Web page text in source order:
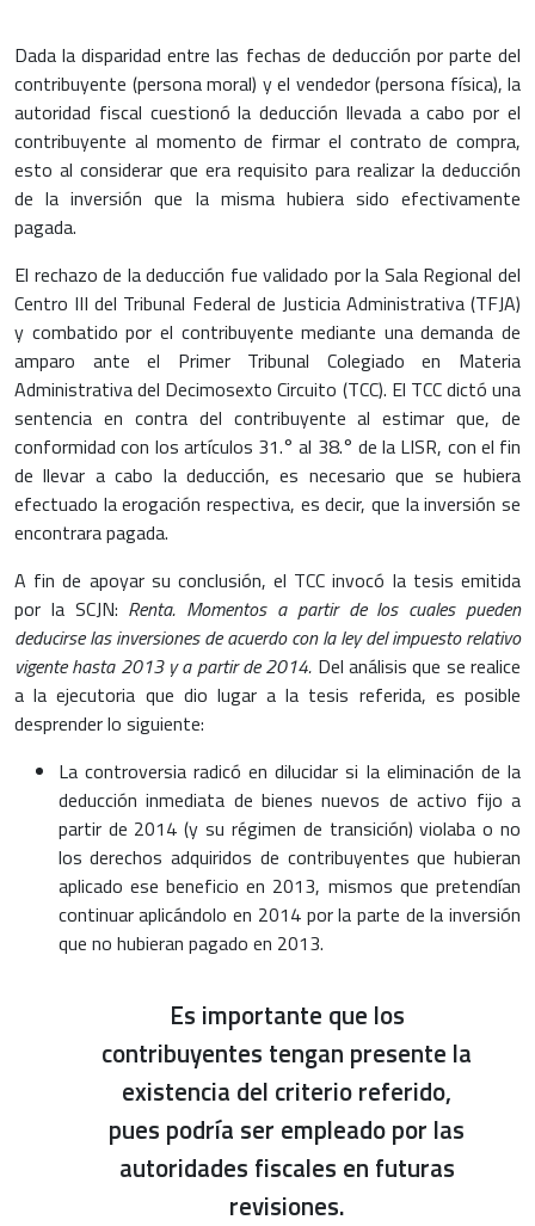
Dada la disparidad entre las fechas de deducción por parte del
contribuyente (persona moral) y el vendedor (persona física), la
autoridad fiscal cuestionó la deducción llevada a cabo por el
contribuyente al momento de firmar el contrato de compra,
esto al considerar que era requisito para realizar la deducción
de la inversión que la misma hubiera sido efectivamente
pagada.
El rechazo de la deducción fue validado por la Sala Regional del
Centro III del Tribunal Federal de Justicia Administrativa (TFJA)
y combatido por el contribuyente mediante una demanda de
amparo ante el Primer Tribunal Colegiado en Materia
Administrativa del Decimosexto Circuito (TCC). El TCC dictó una
sentencia en contra del contribuyente al estimar que, de
conformidad con los artículos 31.° al 38.° de la LISR, con el fin
de llevar a cabo la deducción, es necesario que se hubiera
efectuado la erogación respectiva, es decir, que la inversión se
encontrara pagada.
A fin de apoyar su conclusión, el TCC invocó la tesis emitida
por la SCJN: Renta. Momentos a partir de los cuales pueden
deducirse las inversiones de acuerdo con la ley del impuesto relativo
vigente hasta 2013 y a partir de 2014. Del análisis que se realice
a la ejecutoria que dio lugar a la tesis referida, es posible
desprender lo siguiente:
La controversia radicó en dilucidar si la eliminación de la
deducción inmediata de bienes nuevos de activo fijo a
partir de 2014 (y su régimen de transición) violaba o no
los derechos adquiridos de contribuyentes que hubieran
aplicado ese beneficio en 2013, mismos que pretendían
continuar aplicándolo en 2014 por la parte de la inversión
que no hubieran pagado en 2013.
Es importante que los
contribuyentes tengan presente la
existencia del criterio referido,
pues podría ser empleado por las
autoridades fiscales en futuras
revisiones.